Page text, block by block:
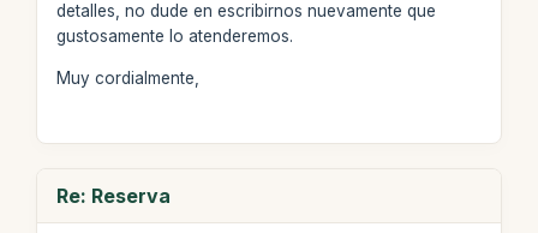
detalles, no dude en escribirnos nuevamente que
gustosamente lo atenderemos.
Muy cordialmente,
Re: Reserva